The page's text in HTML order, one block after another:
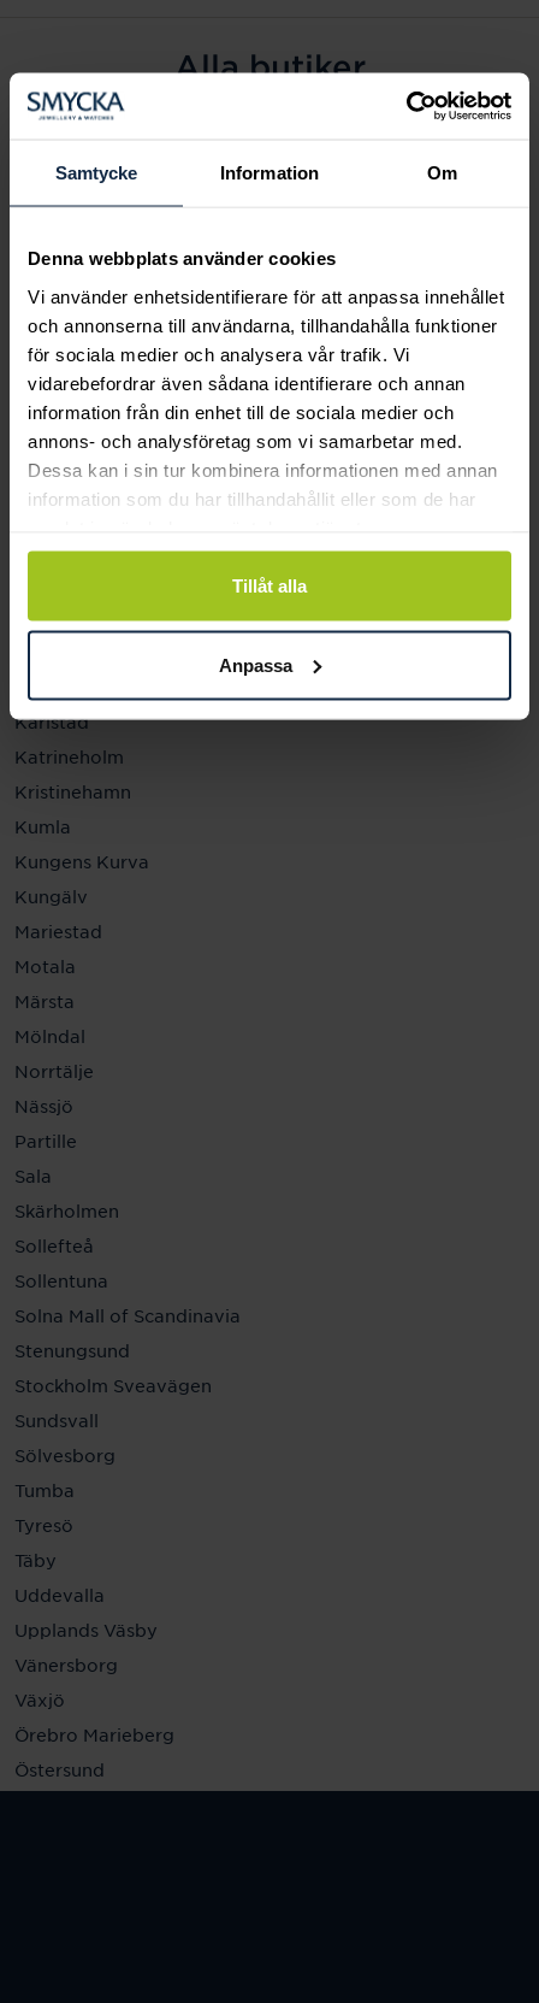
Samtycke Information Om
Denna webbplats använder cookies
Vi använder enhetsidentifierare för att anpassa innehållet
och annonserna till användarna, tillhandahålla funktioner
för sociala medier och analysera vår trafik. Vi
vidarebefordrar även sådana identifierare och annan
information från din enhet till de sociala medier och
annons- och analysföretag som vi samarbetar med.
Dessa kan i sin tur kombinera informationen med annan
information som du har tillhandahållit eller som de har
Tillåt alla
Anpassa
Alla butiker
Alingsås
Arvidsjaur
Eksjö
Fagersta
Farsta
Gävle
Halmstad
Halmstad Hallarna
Haninge
Helsingborg
Jönköping
Karlstad
Katrineholm
Kristinehamn
Kumla
Kungens Kurva
Kungälv
Mariestad
Motala
Märsta
Mölndal
Norrtälje
Nässjö
Partille
Sala
Skärholmen
Sollefteå
Sollentuna
Solna Mall of Scandinavia
Stenungsund
Stockholm Sveavägen
Sundsvall
Sölvesborg
Tumba
Tyresö
Täby
Uddevalla
Upplands Väsby
Vänersborg
Växjö
Örebro Marieberg
Östersund